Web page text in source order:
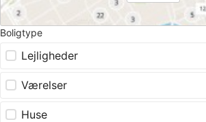
Boligtype
Lejligheder
Værelser
Huse